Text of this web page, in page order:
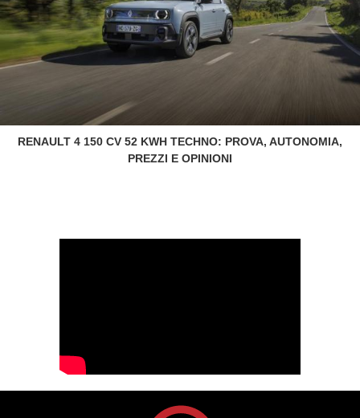
RENAULT 4 150 CV 52 KWH TECHNO: PROVA, AUTONOMIA,
PREZZI E OPINIONI